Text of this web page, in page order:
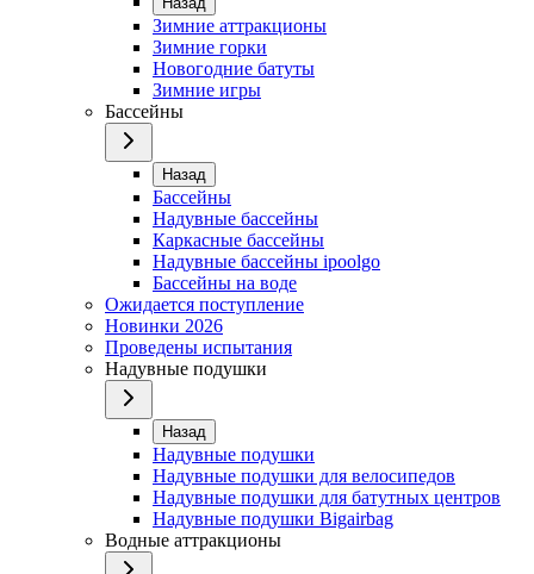
Зимние аттракционы
Зимние горки
Новогодние батуты
Зимние игры
Бассейны
Назад
Бассейны
Надувные бассейны
Каркасные бассейны
Надувные бассейны ipoolgo
Бассейны на воде
Ожидается поступление
Новинки 2026
Проведены испытания
Надувные подушки
Назад
Надувные подушки
Надувные подушки для велосипедов
Надувные подушки для батутных центров
Надувные подушки Bigairbag
Водные аттракционы